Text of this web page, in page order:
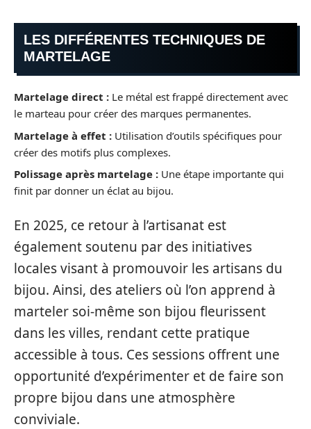
LES DIFFÉRENTES TECHNIQUES DE
MARTELAGE
Martelage direct : Le métal est frappé directement avec
le marteau pour créer des marques permanentes.
Martelage à effet : Utilisation d’outils spécifiques pour
créer des motifs plus complexes.
Polissage après martelage : Une étape importante qui
finit par donner un éclat au bijou.
En 2025, ce retour à l’artisanat est
également soutenu par des initiatives
locales visant à promouvoir les artisans du
bijou. Ainsi, des ateliers où l’on apprend à
marteler soi-même son bijou fleurissent
dans les villes, rendant cette pratique
accessible à tous. Ces sessions offrent une
opportunité d’expérimenter et de faire son
propre bijou dans une atmosphère
conviviale.